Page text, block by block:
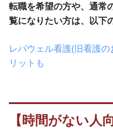
転職を希望の方や、通常
覧になりたい方は、以下
レバウェル看護(旧看護
リットも
【時間がない人